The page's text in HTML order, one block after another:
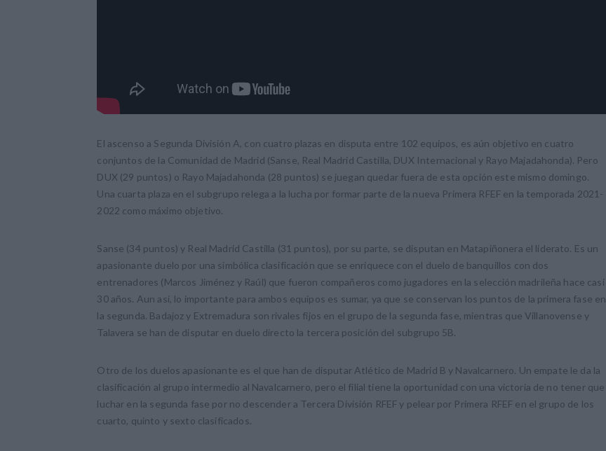
El ascenso a Segunda División A, con cuatro plazas en disputa entre 102 equipos, es aún objetivo en cuatro
conjuntos de la Comunidad de Madrid (Sanse, Real Madrid Castilla, DUX Internacional y Rayo Majadahonda). Pero
DUX (29 puntos) o Rayo Majadahonda (28 puntos) se juegan quedar fuera de esta opción este mismo domingo.
Una cuarta plaza en el subgrupo relega a la lucha por formar parte de la nueva Primera RFEF en la temporada 2021-
2022 como máximo objetivo.
Sanse (34 puntos) y Real Madrid Castilla (31 puntos), por su parte, se disputan en Matapiñonera el liderato. Es un
apasionante duelo por una simbólica clasificación que se enriquece con el duelo de banquillos con dos
entrenadores (Marcos Jiménez y Raúl) que fueron compañeros como jugadores en la selección madrileña hace casi
30 años. Aun así, lo importante para ambos equipos es sumar, ya que se conservan los puntos de la primera fase en
la segunda. Badajoz y Extremadura son rivales fijos en el grupo de la segunda fase, mientras que Villanovense y
Talavera se han de disputar en duelo directo la tercera posición del subgrupo 5B.
Otro de los duelos apasionante es el que han de disputar Atlético de Madrid B y Navalcarnero. Un empate le da la
clasificación al grupo intermedio al Navalcarnero, pero el filial tiene la oportunidad con una victoria de no tener que
luchar en la segunda fase por no descender a Tercera División RFEF y pelear por Primera RFEF en el grupo de los
cuarto, quinto y sexto clasificados.